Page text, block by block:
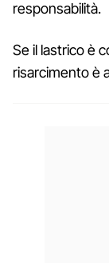
responsabilità.
Se il lastrico è
risarcimento è